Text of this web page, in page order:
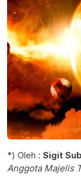
*) Oleh : Sigit
Anggota Majelis